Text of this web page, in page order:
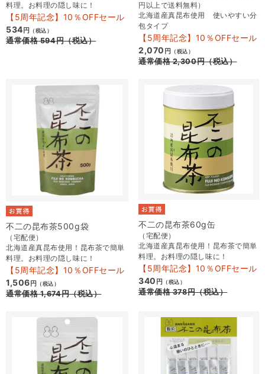
料理。お料理の隠し味に！
【5周年記念】10％OFFセール
534 円 （税込）
通常価格594円（税込）
円以上で送料無料）
北海道産真昆布使用 使いやすい分
包タイプ
【5周年記念】10％OFFセール
2,070 円 （税込）
通常価格2,300円（税込）
不二の昆布茶500g袋
（宅配便）
北海道産真昆布使用！昆布茶で簡単
料理。お料理の隠し味に！
【5周年記念】10％OFFセール
1,506 円 （税込）
通常価格1,674円（税込）
不二の昆布茶60g缶
（宅配便）
北海道産真昆布使用！昆布茶で簡単
料理。お料理の隠し味に！
【5周年記念】10％OFFセール
340 円 （税込）
通常価格378円（税込）